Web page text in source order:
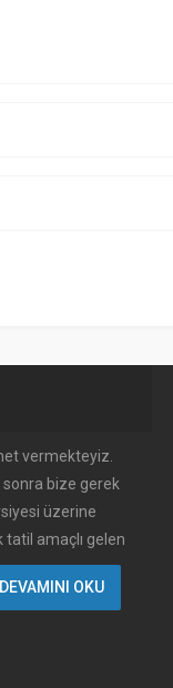
vermekteyiz.
sonra bize gerek
üzerine
tatil amaçlı gelen
DEVAMINI OKU